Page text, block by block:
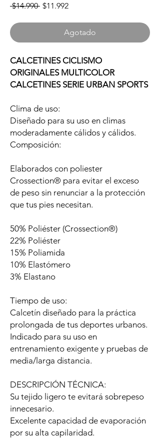
$14.990 Precio
$11.992Precio
oferta
Agotado
CALCETINES CICLISMO
ORIGINALES MULTICOLOR
CALCETINES SERIE URBAN SPORTS
Clima de uso:
Diseñado para su uso en climas
moderadamente cálidos y cálidos.
Composición:
Elaborados con poliester
Crossection® para evitar el exceso
de peso sin renunciar a la protección
que tus pies necesitan.
50% Poliéster (Crossection®)
22% Poliéster
15% Poliamida
10% Elastómero
3% Elastano
Tiempo de uso:
Calcetín diseñado para la práctica
prolongada de tus deportes urbanos.
Indicado para su uso en
entrenamiento exigente y pruebas de
media/larga distancia.
DESCRIPCIÓN TÉCNICA:
Su tejido ligero te evitará sobrepeso
innecesario.
Excelente capacidad de evaporación
por su alta capilaridad.